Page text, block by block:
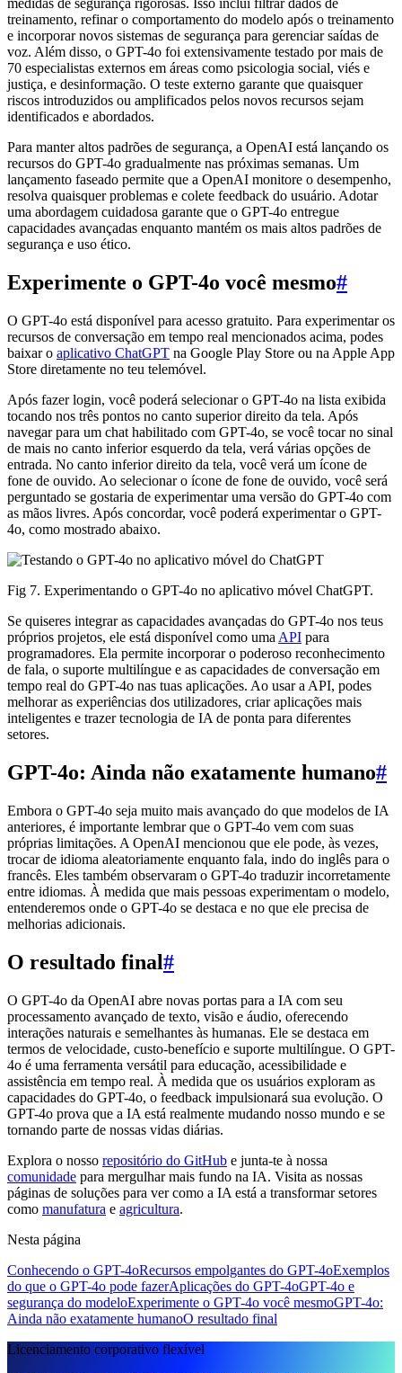
medidas de segurança rigorosas. Isso inclui filtrar dados de
treinamento, refinar o comportamento do modelo após o treinamento
e incorporar novos sistemas de segurança para gerenciar saídas de
voz. Além disso, o GPT-4o foi extensivamente testado por mais de
70 especialistas externos em áreas como psicologia social, viés e
justiça, e desinformação. O teste externo garante que quaisquer
riscos introduzidos ou amplificados pelos novos recursos sejam
identificados e abordados.
Para manter altos padrões de segurança, a OpenAI está lançando os
recursos do GPT-4o gradualmente nas próximas semanas. Um
lançamento faseado permite que a OpenAI monitore o desempenho,
resolva quaisquer problemas e colete feedback do usuário. Adotar
uma abordagem cuidadosa garante que o GPT-4o entregue
capacidades avançadas enquanto mantém os mais altos padrões de
segurança e uso ético.
Experimente o GPT-4o você mesmo#
O GPT-4o está disponível para acesso gratuito. Para experimentar os
recursos de conversação em tempo real mencionados acima, podes
baixar o aplicativo ChatGPT na Google Play Store ou na Apple App
Store diretamente no teu telemóvel.
Após fazer login, você poderá selecionar o GPT-4o na lista exibida
tocando nos três pontos no canto superior direito da tela. Após
navegar para um chat habilitado com GPT-4o, se você tocar no sinal
de mais no canto inferior esquerdo da tela, verá várias opções de
entrada. No canto inferior direito da tela, você verá um ícone de
fone de ouvido. Ao selecionar o ícone de fone de ouvido, você será
perguntado se gostaria de experimentar uma versão do GPT-4o com
as mãos livres. Após concordar, você poderá experimentar o GPT-
4o, como mostrado abaixo.
Fig 7. Experimentando o GPT-4o no aplicativo móvel ChatGPT.
Se quiseres integrar as capacidades avançadas do GPT-4o nos teus
próprios projetos, ele está disponível como uma API para
programadores. Ela permite incorporar o poderoso reconhecimento
de fala, o suporte multilíngue e as capacidades de conversação em
tempo real do GPT-4o nas tuas aplicações. Ao usar a API, podes
melhorar as experiências dos utilizadores, criar aplicações mais
inteligentes e trazer tecnologia de IA de ponta para diferentes
setores.
GPT-4o: Ainda não exatamente humano#
Embora o GPT-4o seja muito mais avançado do que modelos de IA
anteriores, é importante lembrar que o GPT-4o vem com suas
próprias limitações. A OpenAI mencionou que ele pode, às vezes,
trocar de idioma aleatoriamente enquanto fala, indo do inglês para o
francês. Eles também observaram o GPT-4o traduzir incorretamente
entre idiomas. À medida que mais pessoas experimentam o modelo,
entenderemos onde o GPT-4o se destaca e no que ele precisa de
melhorias adicionais.
O resultado final#
O GPT-4o da OpenAI abre novas portas para a IA com seu
processamento avançado de texto, visão e áudio, oferecendo
interações naturais e semelhantes às humanas. Ele se destaca em
termos de velocidade, custo-benefício e suporte multilíngue. O GPT-
4o é uma ferramenta versátil para educação, acessibilidade e
assistência em tempo real. À medida que os usuários exploram as
capacidades do GPT-4o, o feedback impulsionará sua evolução. O
GPT-4o prova que a IA está realmente mudando nosso mundo e se
tornando parte de nossas vidas diárias.
Explora o nosso repositório do GitHub e junta-te à nossa
comunidade para mergulhar mais fundo na IA. Visita as nossas
páginas de soluções para ver como a IA está a transformar setores
como manufatura e agricultura.
Nesta página
Conhecendo o GPT-4oRecursos empolgantes do GPT-4oExemplos
do que o GPT-4o pode fazerAplicações do GPT-4oGPT-4o e
segurança do modeloExperimente o GPT-4o você mesmoGPT-4o:
Ainda não exatamente humanoO resultado final
Licenciamento corporativo flexível